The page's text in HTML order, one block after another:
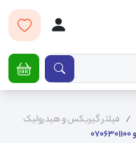
فیلتر گیربکس و هیدرولیک